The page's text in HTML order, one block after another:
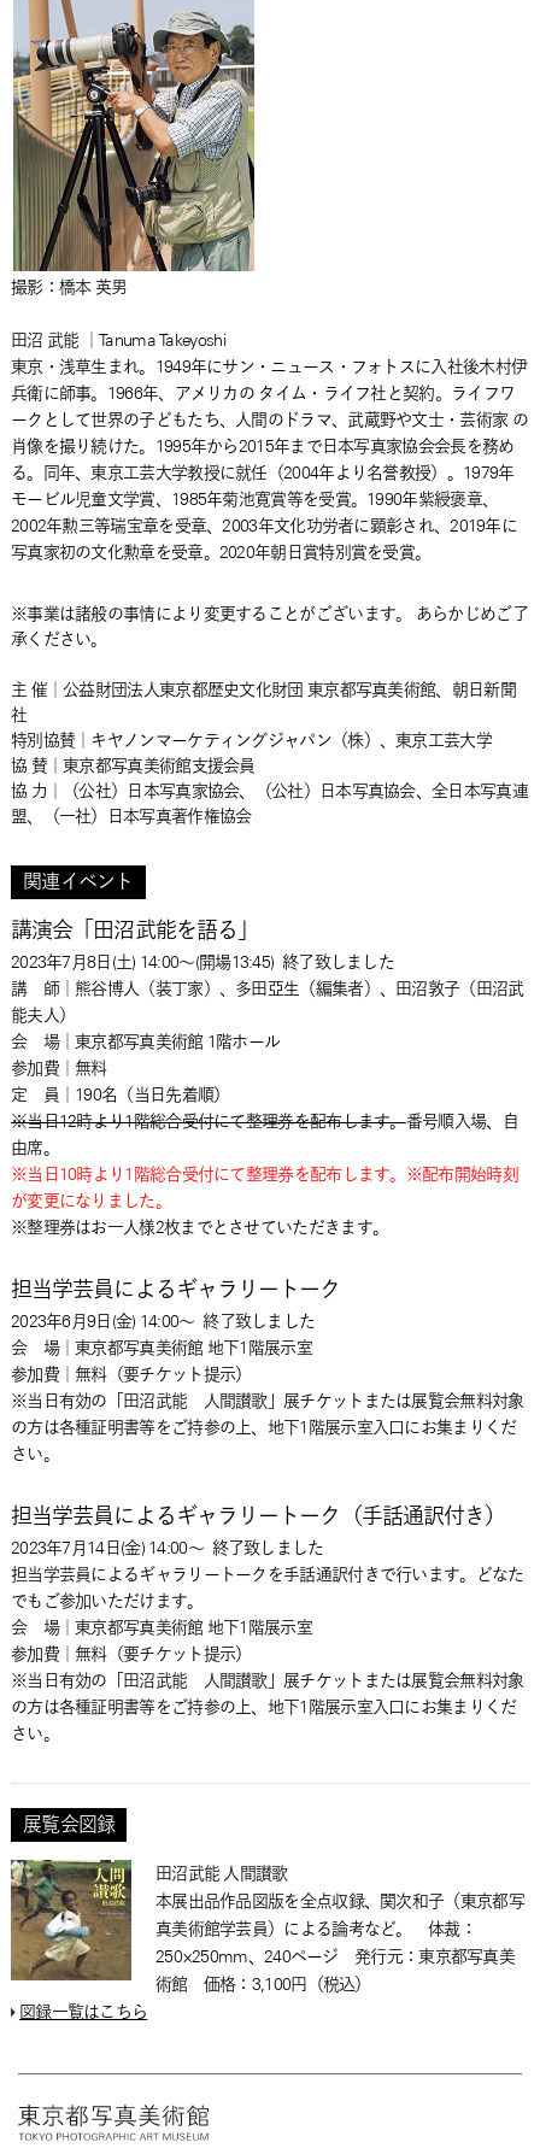
撮影：橋本 英男
田沼 武能 ｜Tanuma Takeyoshi
東京・浅草生まれ。1949年にサン・ニュース・フォトスに入社後木村伊
兵衛に師事。1966年、アメリカの タイム・ライフ社と契約。ライフワ
ークとして世界の子どもたち、人間のドラマ、武蔵野や文士・芸術家 の
肖像を撮り続けた。1995年から2015年まで日本写真家協会会長を務め
る。同年、東京工芸大学教授に就任（2004年より名誉教授）。1979年
モービル児童文学賞、1985年菊池寛賞等を受賞。1990年紫綬褒章、
2002年勲三等瑞宝章を受章、2003年文化功労者に顕彰され、2019年に
写真家初の文化勲章を受章。2020年朝日賞特別賞を受賞。
※事業は諸般の事情により変更することがございます。 あらかじめご了
承ください。
主 催｜公益財団法人東京都歴史文化財団 東京都写真美術館、朝日新聞
社
特別協賛｜キヤノンマーケティングジャパン（株）、東京工芸大学
協 賛｜東京都写真美術館支援会員
協 力｜（公社）日本写真家協会、（公社）日本写真協会、全日本写真連
盟、（一社）日本写真著作権協会
関連イベント
講演会「田沼武能を語る」
2023年7月8日(土) 14:00～(開場13:45) 終了致しました
講 師｜熊谷博人（装丁家）、多田亞生（編集者）、田沼敦子（田沼武
能夫人）
会 場｜東京都写真美術館 1階ホール
参加費｜無料
定 員｜190名（当日先着順）
※当日12時より1階総合受付にて整理券を配布します。番号順入場、自
由席。
※当日10時より1階総合受付にて整理券を配布します。※配布開始時刻
が変更になりました。
※整理券はお一人様2枚までとさせていただきます。
担当学芸員によるギャラリートーク
2023年6月9日(金) 14:00～終了致しました
会 場｜東京都写真美術館 地下1階展示室
参加費｜無料（要チケット提示）
※当日有効の「田沼武能 人間讃歌」展チケットまたは展覧会無料対象
の方は各種証明書等をご持参の上、地下1階展示室入口にお集まりくだ
さい。
担当学芸員によるギャラリートーク（手話通訳付き）
2023年7月14日(金) 14:00～ 終了致しました
担当学芸員によるギャラリートークを手話通訳付きで行います。どなた
でもご参加いただけます。
会 場｜東京都写真美術館 地下1階展示室
参加費｜無料（要チケット提示）
※当日有効の「田沼武能 人間讃歌」展チケットまたは展覧会無料対象
の方は各種証明書等をご持参の上、地下1階展示室入口にお集まりくだ
さい。
展覧会図録
田沼武能 人間讃歌
本展出品作品図版を全点収録、関次和子（東京都写
真美術館学芸員）による論考など。 体裁：
250×250mm、240ページ 発行元：東京都写真美
術館 価格：3,100円（税込）
図録一覧はこちら